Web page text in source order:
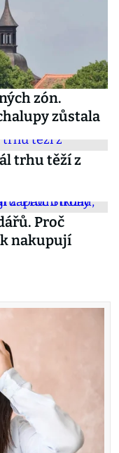
zón.
zůstala
trhu těží z
Proč
nakupují